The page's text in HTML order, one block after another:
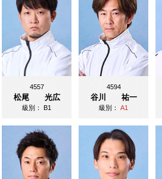
4557
松尾 光広
級別：B1
4594
谷川 祐一
級別：A1